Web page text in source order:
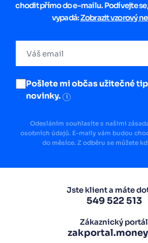
chodit přímo do e-mailu. Podívejte
vypadá:Zobrazit vzorový
Pošlete mi občas užitečné
novinky.
i
Odesláním souhlasíte s našimi
osobních údajů. E-maily vám budou
do měsíce. Z odběru se můžete
Jste klient a máte
549 522 513
Zákaznický portál